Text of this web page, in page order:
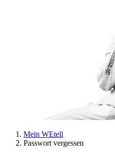
Mein WEtell
Passwort vergessen